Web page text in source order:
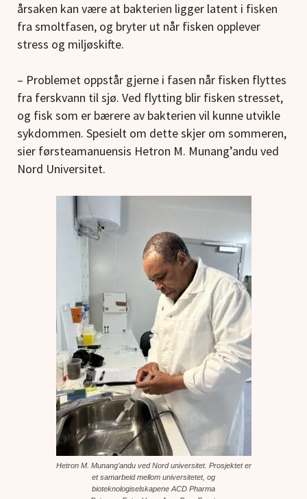
årsaken kan være at bakterien ligger latent i fisken
fra smoltfasen, og bryter ut når fisken opplever
stress og miljøskifte.
– Problemet oppstår gjerne i fasen når fisken flyttes
fra ferskvann til sjø. Ved flytting blir fisken stresset,
og fisk som er bærere av bakterien vil kunne utvikle
sykdommen. Spesielt om dette skjer om sommeren,
sier førsteamanuensis Hetron M. Munang’andu ved
Nord Universitet.
Hetron M. Munang’andu ved Nord universitet. Prosjektet er
et samarbeid mellom universitetet, og
bioteknologiselskapene ACD Pharma